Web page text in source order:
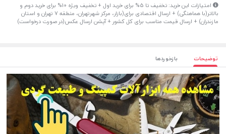
امتیازات این خرید: تخفیف تا 5% برای خرید اول + تخفیف ویژه 10% برای خرید دوم و
بالاتر(با هماهنگی) + ارسال اقتصادی برای(بازار، مرکز شهرتهران، منطقه 7 تهران و استان
مازندران) + ارسال قیمت مناسب برای کل کشور + آپشن ارسال عکس(در صورت درخواست)
توضیحات بازخوردها